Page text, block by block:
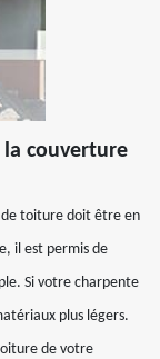
couverture
toiture doit être en
il est permis de
Si votre charpente
plus légers.
de votre